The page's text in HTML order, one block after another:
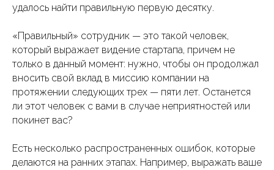
удалось найти правильную первую десятку.
«Правильный» сотрудник — это такой человек,
который выражает видение стартапа, причем не
только в данный момент: нужно, чтобы он продолжал
вносить свой вклад в миссию компании на
протяжении следующих трех — пяти лет. Останется
ли этот человек с вами в случае неприятностей или
покинет вас?
Есть несколько распространенных ошибок, которые
делаются на ранних этапах. Например, выражать ваше